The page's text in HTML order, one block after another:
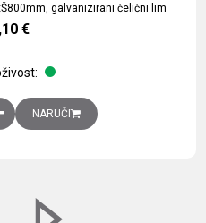
galvanizirani čelični lim
€
ploča V1000xŠ800mm,
NARUČI